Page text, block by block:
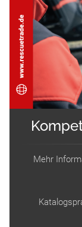
Mehr